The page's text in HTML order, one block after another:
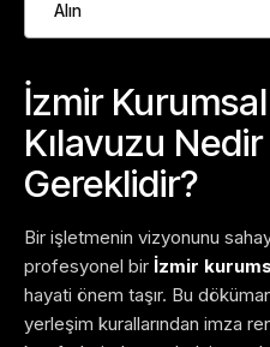
Alın
İzmir
Kılavuzu
Gereklidir?
Bir işletmenin vizyonunu
profesyonel bir İzmir
hayati önem taşır. Bu
yerleşim kurallarından imza